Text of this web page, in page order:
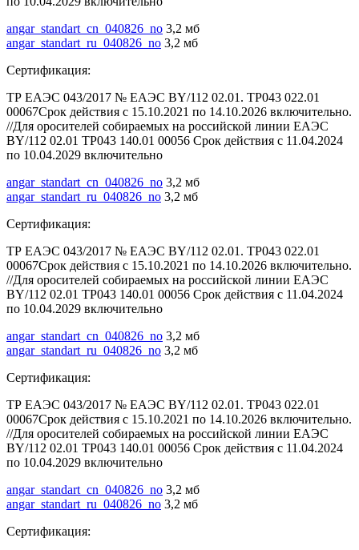
angar_standart_cn_040826_no 3,2 мб
angar_standart_ru_040826_no 3,2 мб
Сертификация:
ТР ЕАЭС 043/2017 № ЕАЭС BY/112 02.01. ТР043 022.01
00067Срок действия с 15.10.2021 по 14.10.2026 включительно.
//Для оросителей собираемых на российской линии ЕАЭС
BY/112 02.01 ТР043 140.01 00056 Срок действия с 11.04.2024
по 10.04.2029 включительно
angar_standart_cn_040826_no 3,2 мб
angar_standart_ru_040826_no 3,2 мб
Сертификация:
ТР ЕАЭС 043/2017 № ЕАЭС BY/112 02.01. ТР043 022.01
00067Срок действия с 15.10.2021 по 14.10.2026 включительно.
//Для оросителей собираемых на российской линии ЕАЭС
BY/112 02.01 ТР043 140.01 00056 Срок действия с 11.04.2024
по 10.04.2029 включительно
angar_standart_cn_040826_no 3,2 мб
angar_standart_ru_040826_no 3,2 мб
Сертификация:
ТР ЕАЭС 043/2017 № ЕАЭС BY/112 02.01. ТР043 022.01
00067Срок действия с 15.10.2021 по 14.10.2026 включительно.
//Для оросителей собираемых на российской линии ЕАЭС
BY/112 02.01 ТР043 140.01 00056 Срок действия с 11.04.2024
по 10.04.2029 включительно
angar_standart_cn_040826_no 3,2 мб
angar_standart_ru_040826_no 3,2 мб
Сертификация: